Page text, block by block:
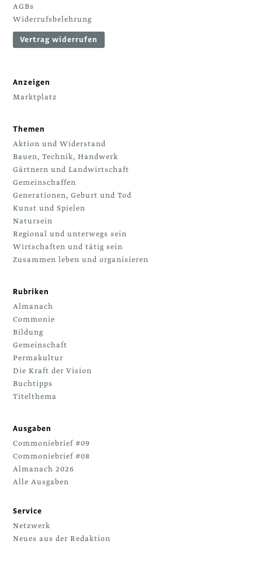
AGBs
Widerrufsbelehrung
Vertrag widerrufen
Anzeigen
Marktplatz
Themen
Aktion und Widerstand
Bauen, Technik, Handwerk
Gärtnern und Landwirtschaft
Gemeinschaffen
Generationen, Geburt und Tod
Kunst und Spielen
Natursein
Regional und unterwegs sein
Wirtschaften und tätig sein
Zusammen leben und organisieren
Rubriken
Almanach
Commonie
Bildung
Gemeinschaft
Permakultur
Die Kraft der Vision
Buchtipps
Titelthema
Ausgaben
Commoniebrief #09
Commoniebrief #08
Almanach 2026
Alle Ausgaben
Service
Netzwerk
Neues aus der Redaktion